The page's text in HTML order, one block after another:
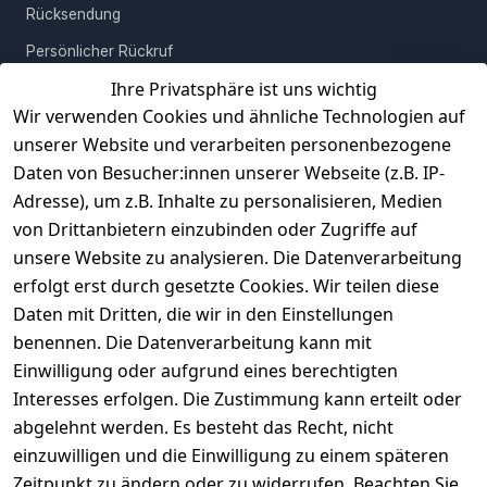
Ihre Privatsphäre ist uns wichtig
Wir verwenden Cookies und ähnliche Technologien auf
unserer Website und verarbeiten personenbezogene
Daten von Besucher:innen unserer Webseite (z.B. IP-
Adresse), um z.B. Inhalte zu personalisieren, Medien
von Drittanbietern einzubinden oder Zugriffe auf
unsere Website zu analysieren. Die Datenverarbeitung
erfolgt erst durch gesetzte Cookies. Wir teilen diese
Daten mit Dritten, die wir in den Einstellungen
benennen. Die Datenverarbeitung kann mit
Einwilligung oder aufgrund eines berechtigten
Interesses erfolgen. Die Zustimmung kann erteilt oder
abgelehnt werden. Es besteht das Recht, nicht
einzuwilligen und die Einwilligung zu einem späteren
Rücksendung
Persönlicher Rückruf
Erfahrungen
Vertrag widerrufen
INFORMATIONEN
Widerrufsrecht
Datenschutz
Unser Unternehmen
Charity & Wohltätigkeit